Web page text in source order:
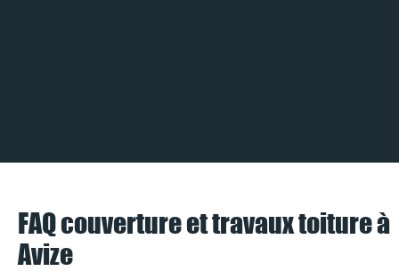
FAQ couverture et travaux toiture à
Avize